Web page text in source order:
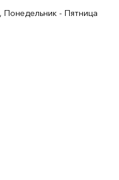
Понедельник - Пятница